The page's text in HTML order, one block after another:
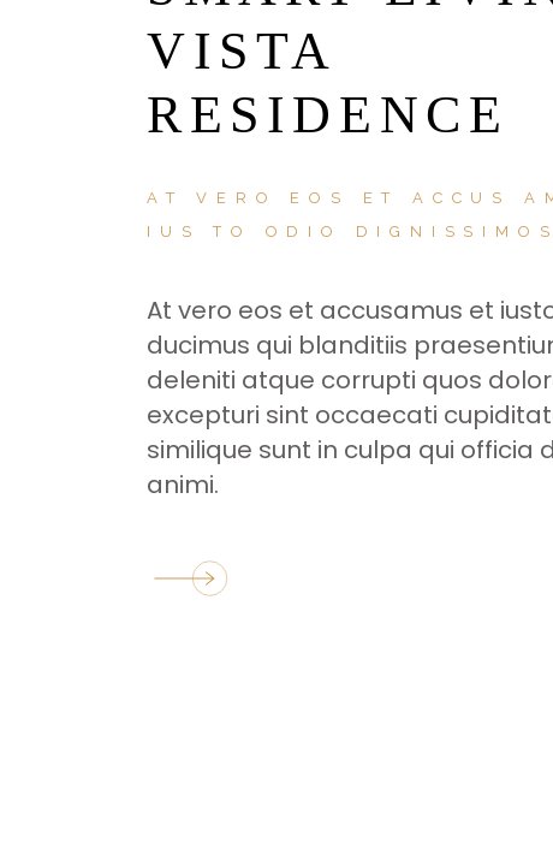
VISTA
RESIDENCE
AT VERO EOS ET ACCUS
IUS TO ODIO
At vero eos et accusamus et
ducimus qui blanditiis
deleniti atque corrupti quos
excepturi sint occaecati
similique sunt in culpa qui officia
animi.